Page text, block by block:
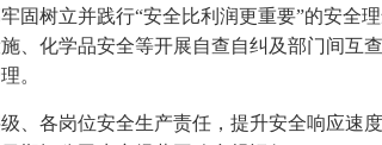
固树立并践行“安全比利润更重要”的安全
、化学品安全等开展自查自纠及部门间互
。
、各岗位安全生产责任，提升安全响应速